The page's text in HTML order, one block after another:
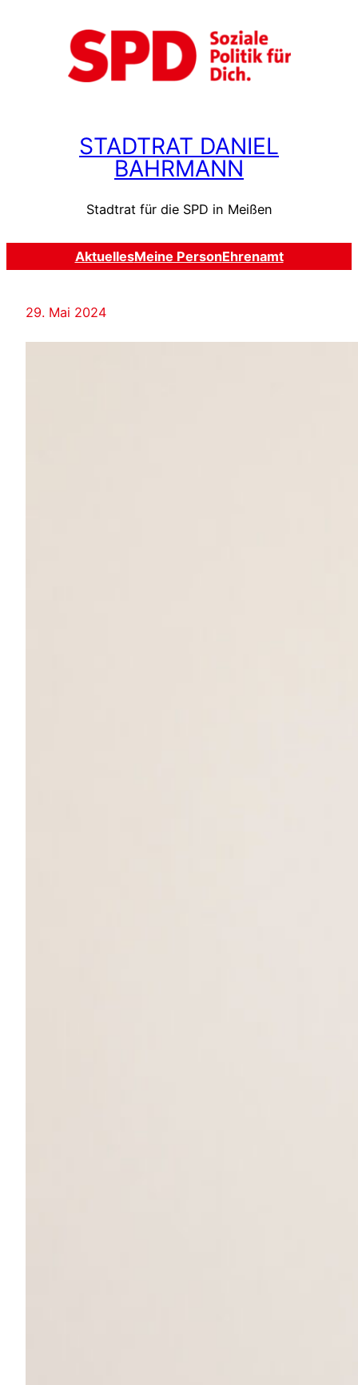
STADTRAT DANIEL
BAHRMANN
Stadtrat für die SPD in Meißen
AktuellesMeine PersonEhrenamt
29. Mai 2024